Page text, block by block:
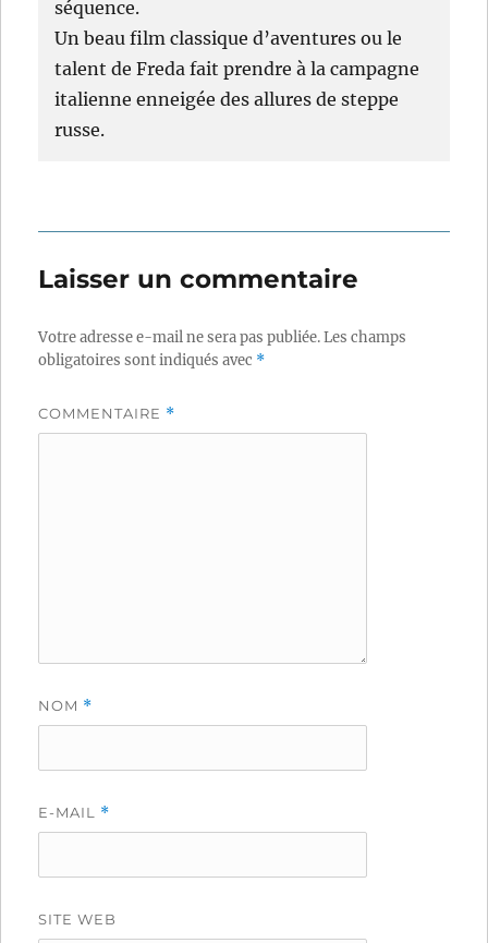
séquence.
Un beau film classique d’aventures ou le
talent de Freda fait prendre à la campagne
italienne enneigée des allures de steppe
russe.
Laisser un commentaire
Votre adresse e-mail ne sera pas publiée.Les champs
obligatoires sont indiqués avec *
COMMENTAIRE *
NOM *
E-MAIL *
SITE WEB